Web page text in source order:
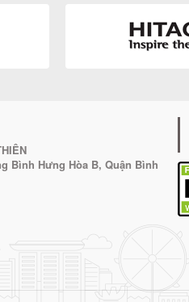
Bình Hưng Hòa B, Quận Bình